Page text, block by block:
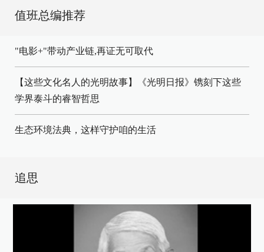
值班总编推荐
"电影+"带动产业链,再证无可取代
【这些文化名人的光明故事】《光明日报》镌刻下这些
学界泰斗的睿智哲思
生态环境法典，这样守护咱的生活
追思